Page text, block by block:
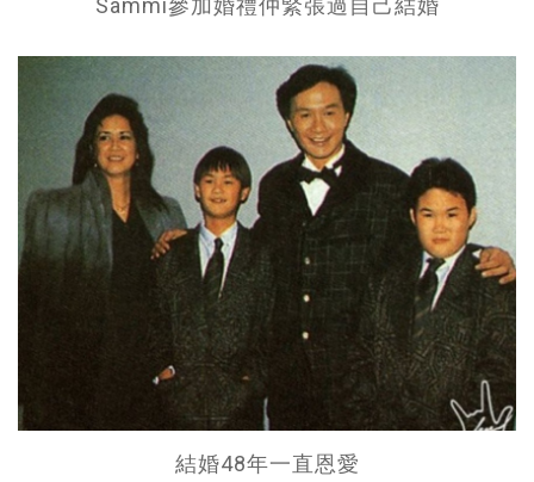
Sammi參加婚禮仲緊張過自己結婚
結婚48年一直恩愛